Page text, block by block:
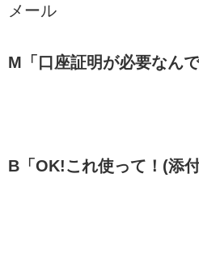
メール
M「口座証明が必要なん
B「OK!これ使って！(添